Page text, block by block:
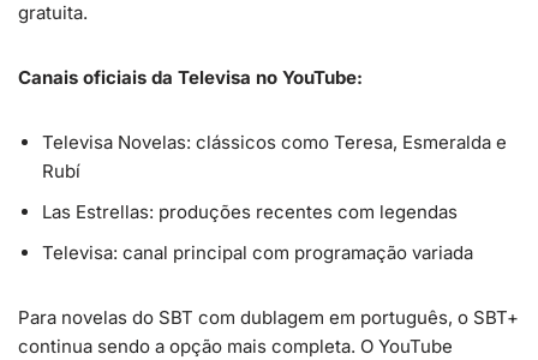
gratuita.
Canais oficiais da Televisa no YouTube:
Televisa Novelas: clássicos como Teresa, Esmeralda e
Rubí
Las Estrellas: produções recentes com legendas
Televisa: canal principal com programação variada
Para novelas do SBT com dublagem em português, o SBT+
continua sendo a opção mais completa. O YouTube